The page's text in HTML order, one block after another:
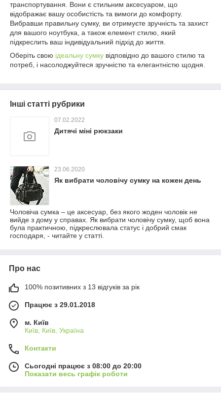
транспортування. Вони є стильним аксесуаром, що
відображає вашу особистість та вимоги до комфорту.
Вибравши правильну сумку, ви отримуєте зручність та захист
для вашого ноутбука, а також елемент стилю, який
підкреслить ваш індивідуальний підхід до життя.
Оберіть свою ідеальну сумку відповідно до вашого стилю та
потреб, і насолоджуйтеся зручністю та елегантністю щодня.
Інші статті рубрики
07.02.2022
Дитячі міні рюкзаки
23.06.2020
Як вибрати чоловічу сумку на кожен день
Чоловіча сумка – це аксесуар, без якого жоден чоловік не
вийде з дому у справах. Як вибрати чоловічу сумку, щоб вона
була практичною, підкреслювала статус і добрий смак
господаря, - читайте у статті.
Про нас
100% позитивних з 13 відгуків за рік
Працює з 29.01.2018
м. Київ
Київ, Київ, Україна
Контакти
Сьогодні працює з 08:00 до 20:00
Показати весь графік роботи